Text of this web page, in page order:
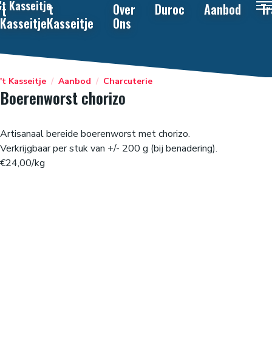
't Kasseitje
't
Kasseitje
't
Kasseitje
Over
Ons
Duroc Aanbod
't Kasseitje / Aanbod / Charcuterie
Boerenworst chorizo
Artisanaal bereide boerenworst met chorizo.
Verkrijgbaar per stuk van +/- 200 g (bij benadering).
€24,00/kg